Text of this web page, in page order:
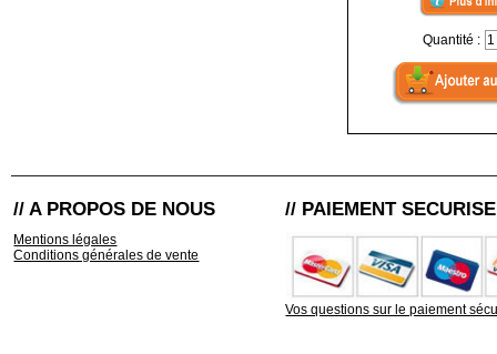
Quantité :
// A PROPOS DE NOUS
Mentions légales
Conditions générales de vente
// PAIEMENT SECURISE
Vos questions sur le paiement